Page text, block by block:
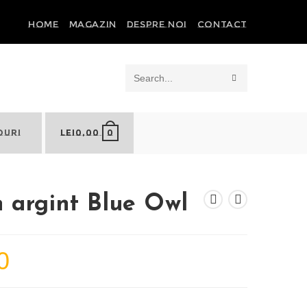
HOME MAGAZIN DESPRE NOI CONTACT
Search
LEI0,00 0
argint Blue Owl